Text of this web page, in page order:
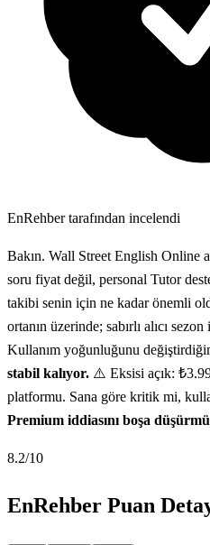
EnRehber tarafından incelendi
Bakın. Wall Street English Online
soru fiyat değil, personal Tutor
takibi senin için ne kadar önemli
ortanın üzerinde; sabırlı alıcı
Kullanım yoğunluğunu
stabil kalıyor. ⚠️ Eksisi açık:
platformu. Sana göre kritik mi,
Premium iddiasını boşa
8.2/10
EnRehber Puan